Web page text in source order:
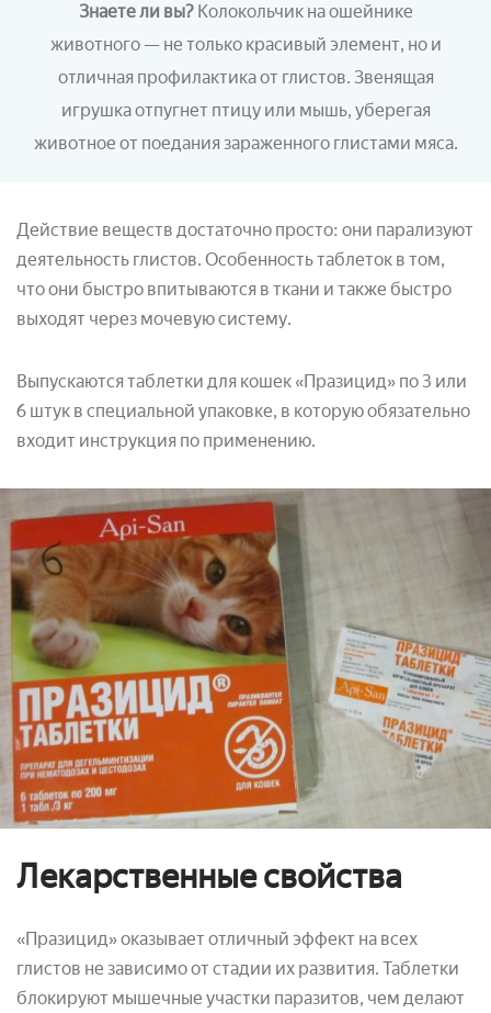
Знаете ли вы? Колокольчик на ошейнике
животного — не только красивый элемент, но и
отличная профилактика от глистов. Звенящая
игрушка отпугнет птицу или мышь, уберегая
животное от поедания зараженного глистами мяса.
Действие веществ достаточно просто: они парализуют
деятельность глистов. Особенность таблеток в том,
что они быстро впитываются в ткани и также быстро
выходят через мочевую систему.
Выпускаются таблетки для кошек «Празицид» по 3 или
6 штук в специальной упаковке, в которую обязательно
входит инструкция по применению.
Лекарственные свойства
«Празицид» оказывает отличный эффект на всех
глистов не зависимо от стадии их развития. Таблетки
блокируют мышечные участки паразитов, чем делают